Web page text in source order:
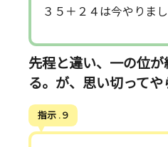
３５＋２４は今やりまし
先程と違い、一の位
る。が、思い切ってや
指示 . 9